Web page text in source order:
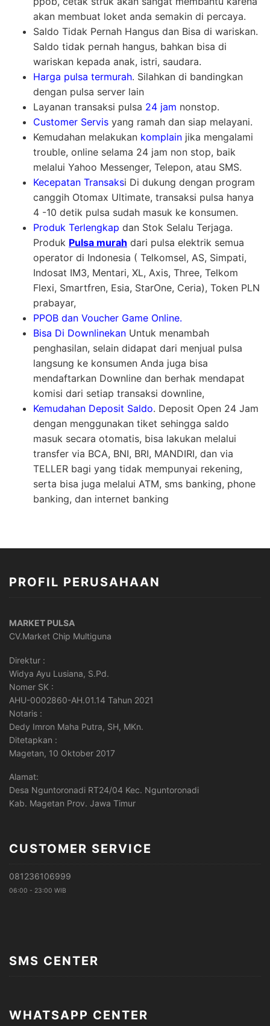
akan membuat loket anda semakin di percaya.
Saldo Tidak Pernah Hangus dan Bisa di wariskan.
Saldo tidak pernah hangus, bahkan bisa di
wariskan kepada anak, istri, saudara.
Harga pulsa termurah. Silahkan di bandingkan
dengan pulsa server lain
Layanan transaksi pulsa 24 jam nonstop.
Customer Servis yang ramah dan siap melayani.
Kemudahan melakukan komplain jika mengalami
trouble, online selama 24 jam non stop, baik
melalui Yahoo Messenger, Telepon, atau SMS.
Kecepatan Transaksi Di dukung dengan program
canggih Otomax Ultimate, transaksi pulsa hanya
4 -10 detik pulsa sudah masuk ke konsumen.
Produk Terlengkap dan Stok Selalu Terjaga.
Produk Pulsa murah dari pulsa elektrik semua
operator di Indonesia ( Telkomsel, AS, Simpati,
Indosat IM3, Mentari, XL, Axis, Three, Telkom
Flexi, Smartfren, Esia, StarOne, Ceria), Token PLN
prabayar,
PPOB dan Voucher Game Online.
Bisa Di Downlinekan Untuk menambah
penghasilan, selain didapat dari menjual pulsa
langsung ke konsumen Anda juga bisa
mendaftarkan Downline dan berhak mendapat
komisi dari setiap transaksi downline,
Kemudahan Deposit Saldo. Deposit Open 24 Jam
dengan menggunakan tiket sehingga saldo
masuk secara otomatis, bisa lakukan melalui
transfer via BCA, BNI, BRI, MANDIRI, dan via
TELLER bagi yang tidak mempunyai rekening,
serta bisa juga melalui ATM, sms banking, phone
banking, dan internet banking
PROFIL PERUSAHAAN
MARKET PULSA
CV.Market Chip Multiguna
Direktur :
Widya Ayu Lusiana, S.Pd.
Nomer SK :
AHU-0002860-AH.01.14 Tahun 2021
Notaris :
Dedy Imron Maha Putra, SH, MKn.
Ditetapkan :
Magetan, 10 Oktober 2017
Alamat:
Desa Nguntoronadi RT24/04 Kec. Nguntoronadi
Kab. Magetan Prov. Jawa Timur
CUSTOMER SERVICE
081236106999
06:00 - 23:00 WIB
SMS CENTER
WHATSAPP CENTER